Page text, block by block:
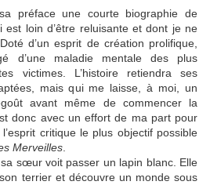
préface une courte biographie de
est loin d’être reluisante et dont je ne
d’un esprit de création prolifique,
d’une maladie mentale des plus
victimes. L’histoire retiendra ses
mais qui me laisse, à moi, un
avant même de commencer la
donc avec un effort de ma part pour
critique le plus objectif possible
Merveilles
sœur voit passer un lapin blanc. Elle
terrier et découvre un monde sous